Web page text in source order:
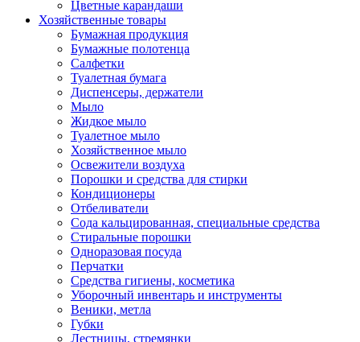
Цветные карандаши
Хозяйственные товары
Бумажная продукция
Бумажные полотенца
Салфетки
Туалетная бумага
Диспенсеры, держатели
Мыло
Жидкое мыло
Туалетное мыло
Хозяйственное мыло
Освежители воздуха
Порошки и средства для стирки
Кондиционеры
Отбеливатели
Сода кальцированная, специальные средства
Стиральные порошки
Одноразовая посуда
Перчатки
Средства гигиены, косметика
Уборочный инвентарь и инструменты
Веники, метла
Губки
Лестницы, стремянки